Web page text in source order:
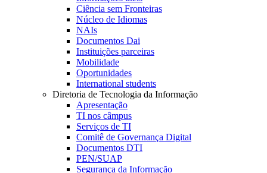
Ciência sem Fronteiras
Núcleo de Idiomas
NAIs
Documentos Dai
Instituições parceiras
Mobilidade
Oportunidades
International students
Diretoria de Tecnologia da Informação
Apresentação
TI nos câmpus
Serviços de TI
Comitê de Governança Digital
Documentos DTI
PEN/SUAP
Segurança da Informação